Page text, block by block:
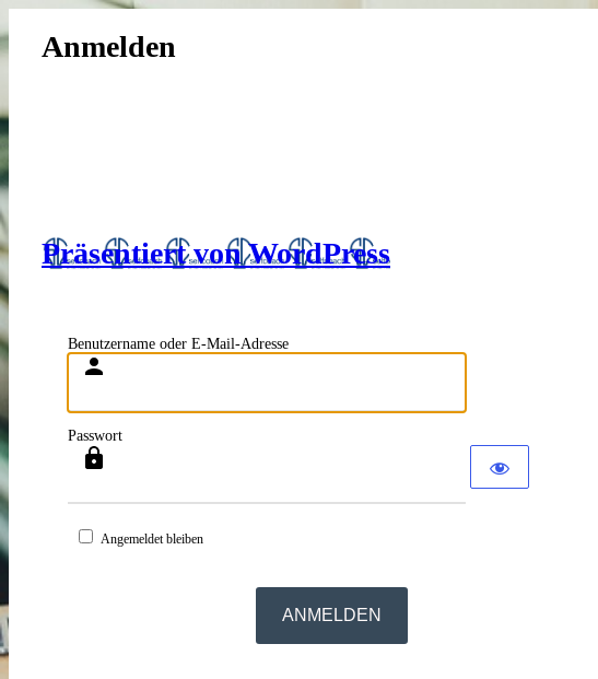
Anmelden
Präsentiert von WordPress
Benutzername oder E-Mail-Adresse
Passwort
Angemeldet bleiben